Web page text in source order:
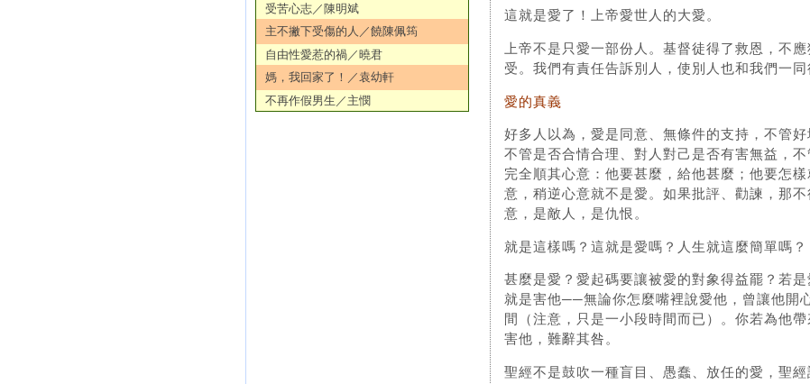
受苦心志／陳明斌
主不撇下受傷的人／饒陳佩筠
自由性愛惹的禍／曉君
媽，我回家了！／袁幼軒
不再作假男生／主憫
這就是愛了！上帝愛世人的大愛。
上帝不是只愛一部份人。基督徒得了救恩，不
受。我們有責任告訴別人，使別人也和我們一同
愛的真義
好多人以為，愛是同意、無條件的支持，不管好
不管是否合情合理、對人對己是否有害無益，
完全順其心意：他要甚麼，給他甚麼；他要怎
意，稍逆心意就不是愛。如果批評、勸諫，那
意，是敵人，是仇恨。
就是這樣嗎？這就是愛嗎？人生就這麼簡單嗎？
甚麼是愛？愛起碼要讓被愛的對象得益罷？若
就是害他──無論你怎麼嘴裡說愛他，曾讓他開
間（注意，只是一小段時間而已）。你若為他
害他，難辭其咎。
聖經不是鼓吹一種盲目、愚蠢、放任的愛，聖經